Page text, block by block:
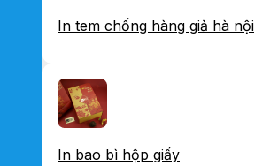
In tem chống hàng giả hà nội
In bao bì hộp giấy